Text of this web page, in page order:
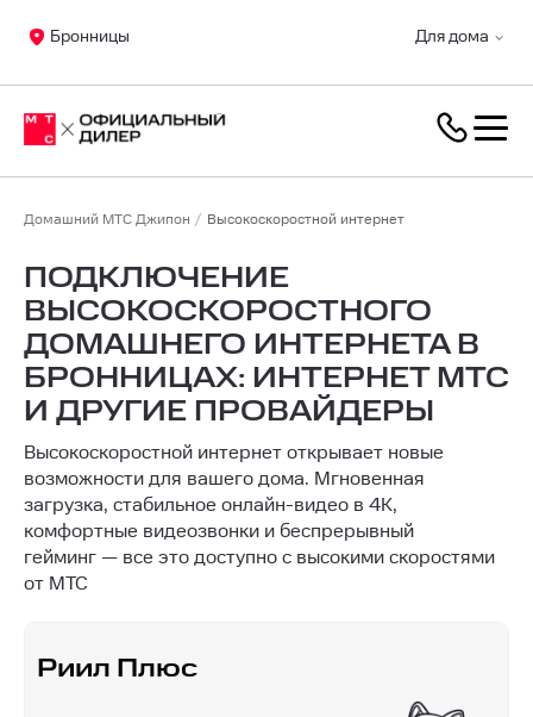
Для дома
Бронницы
Домашний МТС Джипон Высокоскоростной интернет
ПОДКЛЮЧЕНИЕ
ВЫСОКОСКОРОСТНОГО
ДОМАШНЕГО ИНТЕРНЕТА В
БРОННИЦАХ: ИНТЕРНЕТ МТС
И ДРУГИЕ ПРОВАЙДЕРЫ
Высокоскоростной интернет открывает новые
возможности для вашего дома. Мгновенная
загрузка, стабильное онлайн-видео в 4K,
комфортные видеозвонки и беспрерывный
гейминг — все это доступно с высокими скоростями
от МТС
Риил Плюс